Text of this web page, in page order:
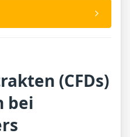
(CFDs)
bei